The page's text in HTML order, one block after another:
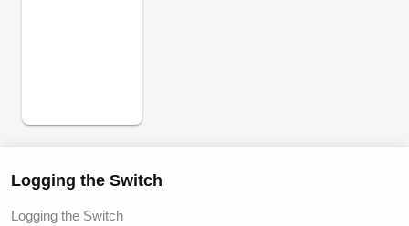
Logging the Switch
Logging the Switch